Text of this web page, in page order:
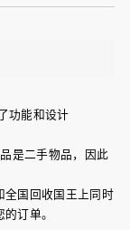
功能和设计
是二手物品，因此
全国回收国王上同时
订单。